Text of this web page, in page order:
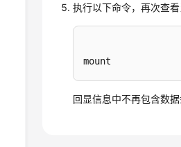
执行以下命令，再次查
mount
回显信息中不再包含数